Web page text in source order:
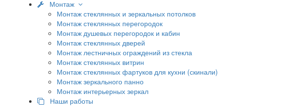
Монтаж
Монтаж стеклянных и зеркальных потолков
Монтаж стеклянных перегородок
Монтаж душевых перегородок и кабин
Монтаж стеклянных дверей
Монтаж лестничных ограждений из стекла
Монтаж стеклянных витрин
Монтаж стеклянных фартуков для кухни (скинали)
Монтаж зеркального панно
Монтаж интерьерных зеркал
Наши работы